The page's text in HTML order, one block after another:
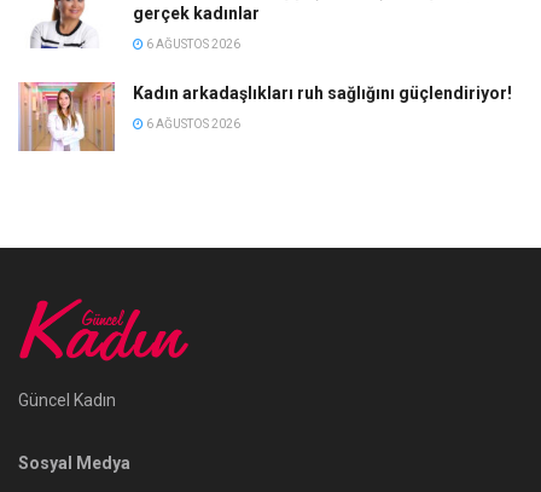
gerçek kadınlar
6 AĞUSTOS 2026
Kadın arkadaşlıkları ruh sağlığını güçlendiriyor!
6 AĞUSTOS 2026
Güncel Kadın
Sosyal Medya